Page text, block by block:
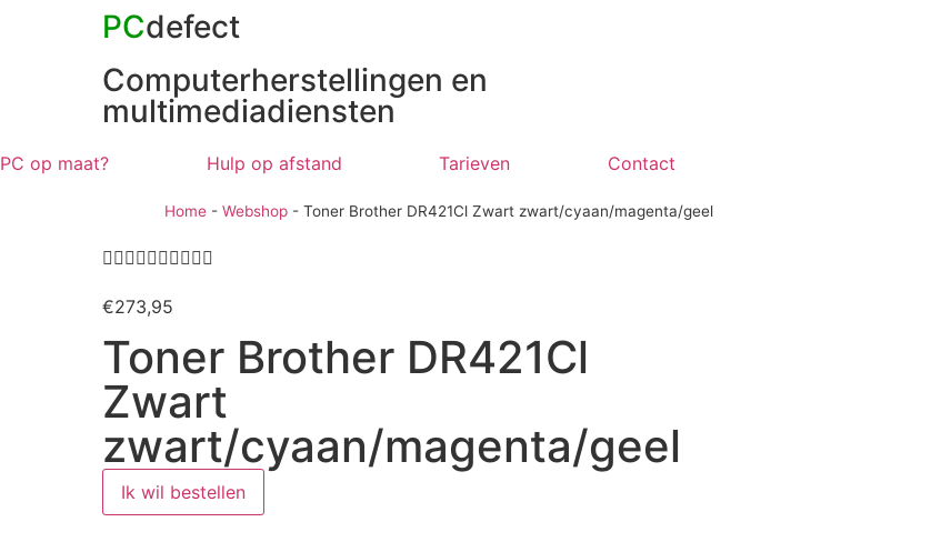
PCdefect
Computerherstellingen en
multimediadiensten
PC op maat? Hulp op afstand Tarieven Contact
Home - Webshop - Toner Brother DR421Cl Zwart zwart/cyaan/magenta/geel

€273,95
Toner Brother DR421Cl
Zwart
zwart/cyaan/magenta/geel
Ik wil bestellen